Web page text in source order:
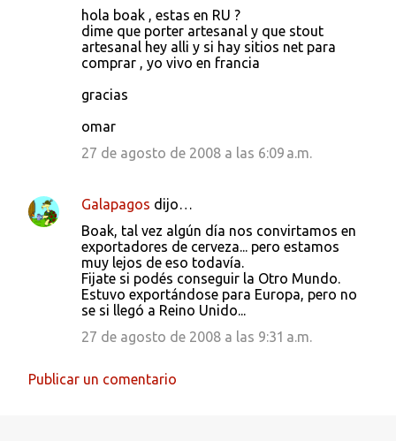
hola boak , estas en RU ?
dime que porter artesanal y que stout
artesanal hey alli y si hay sitios net para
comprar , yo vivo en francia
gracias
omar
27 de agosto de 2008 a las 6:09 a.m.
Galapagos dijo…
Boak, tal vez algún día nos convirtamos en
exportadores de cerveza... pero estamos
muy lejos de eso todavía.
Fijate si podés conseguir la Otro Mundo.
Estuvo exportándose para Europa, pero no
se si llegó a Reino Unido...
27 de agosto de 2008 a las 9:31 a.m.
Publicar un comentario